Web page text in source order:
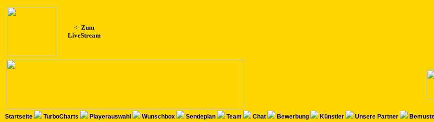
<- Zum
LiveStream
Startseite TurboCharts Playerauswahl Wunschbox Sendeplan Team Chat Bewerbung Künstler Unsere Partner